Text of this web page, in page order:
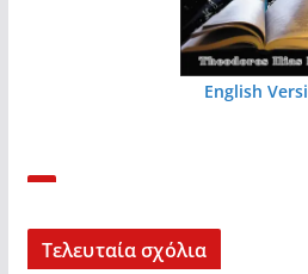
English
Τελευταία σχόλια